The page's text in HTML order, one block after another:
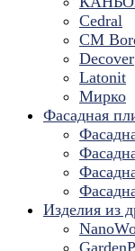
Cedral
CM
Decover
Latonit
Мирко
Фасадная
Изделия из